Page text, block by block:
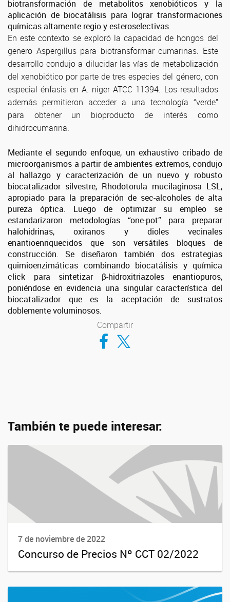
biotransformación de metabolitos xenobióticos y la
aplicación de biocatálisis para lograr transformaciones
químicas altamente regio y esteroselectivas.
En este contexto se exploró la capacidad de hongos del
genero Aspergillus para biotransformar cumarinas. Este
desarrollo condujo a dilucidar las vías de metabolización
del xenobiótico por parte de tres especies del género, con
especial énfasis en A. niger ATCC 11394. Los resultados
además permitieron acceder a una tecnología “verde”
para obtener un bioproducto de interés como
dihidrocumarina.
Mediante el segundo enfoque, un exhaustivo cribado de
microorganismos a partir de ambientes extremos, condujo
al hallazgo y caracterización de un nuevo y robusto
biocatalizador silvestre, Rhodotorula mucilaginosa LSL,
apropiado para la preparación de sec-alcoholes de alta
pureza óptica. Luego de optimizar su empleo se
estandarizaron metodologías “one-pot” para preparar
halohidrinas, oxiranos y dioles vecinales
enantioenriquecidos que son versátiles bloques de
construcción. Se diseñaron también dos estrategias
quimioenzimáticas combinando biocatálisis y química
click para sintetizar β-hidroxitriazoles enantiopuros,
poniéndose en evidencia una singular característica del
biocatalizador que es la aceptación de sustratos
doblemente voluminosos.
Compartir
Compartir en Facebook
Compartir en Twitter
También te puede interesar:
7 de noviembre de 2022
Concurso de Precios Nº CCT 02/2022